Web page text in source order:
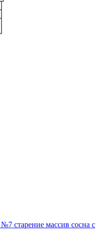
старение массив сосна с